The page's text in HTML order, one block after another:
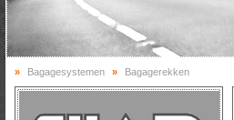
» Bagagesystemen » Bagagerekken